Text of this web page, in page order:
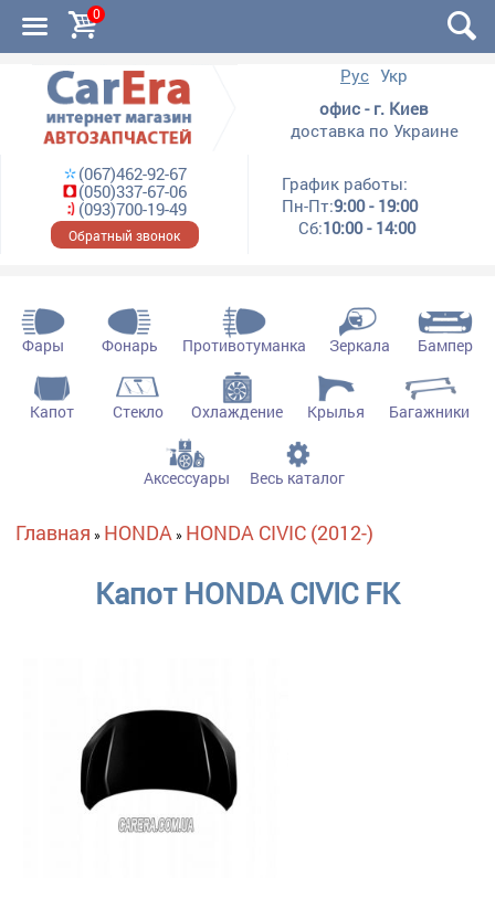
0
Рус Укр
офис - г. Киев
доставка по Украине
(067)462-92-67
(050)337-67-06
(093)700-19-49
Обратный звонок
График работы:
Пн-Пт:9:00 - 19:00
Сб:10:00 - 14:00
Фары Фонарь Противотуманка Зеркала Бампер
Капот Стекло Охлаждение Крылья Багажники
Аксессуары Весь каталог
Вы здесь
Главная » HONDA» HONDA CIVIC (2012-)
Капот HONDA CIVIC FK